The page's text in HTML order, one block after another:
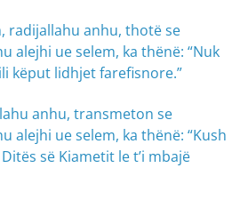
radijallahu anhu, thotë se
alejhi ue selem, ka thënë: “Nuk
këput lidhjet farefisnore.”
anhu, transmeton se
alejhi ue selem, ka thënë: “Kush
së Kiametit le t’i mbajë